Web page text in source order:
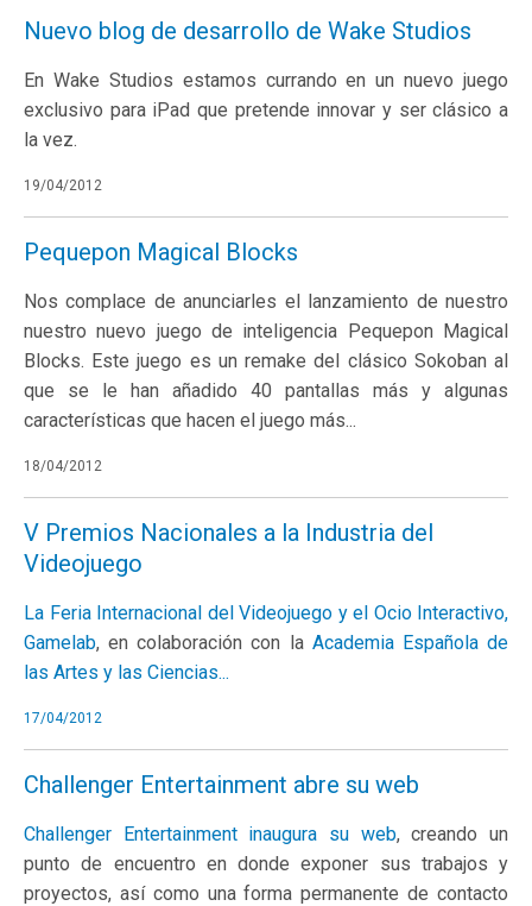
Nuevo blog de desarrollo de Wake Studios
En Wake Studios estamos currando en un nuevo juego
exclusivo para iPad que pretende innovar y ser clásico a
la vez.
19/04/2012
Pequepon Magical Blocks
Nos complace de anunciarles el lanzamiento de nuestro
nuestro nuevo juego de inteligencia Pequepon Magical
Blocks. Este juego es un remake del clásico Sokoban al
que se le han añadido 40 pantallas más y algunas
características que hacen el juego más...
18/04/2012
V Premios Nacionales a la Industria del
Videojuego
La Feria Internacional del Videojuego y el Ocio Interactivo,
Gamelab, en colaboración con la Academia Española de
las Artes y las Ciencias...
17/04/2012
Challenger Entertainment abre su web
Challenger Entertainment inaugura su web, creando un
punto de encuentro en donde exponer sus trabajos y
proyectos, así como una forma permanente de contacto